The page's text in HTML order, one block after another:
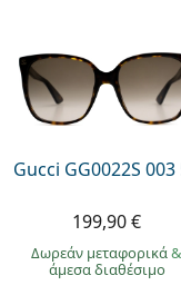
Gucci GG0022S 003
199,90 €
Δωρεάν μεταφορικά&
άμεσα διαθέσιμο